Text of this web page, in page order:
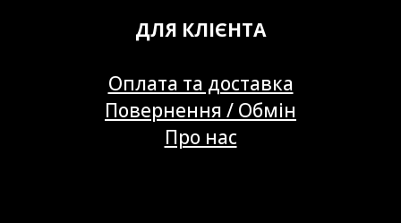
ДЛЯ КЛІЄНТА
Оплата та доставка
Повернення / Обмін
Про нас